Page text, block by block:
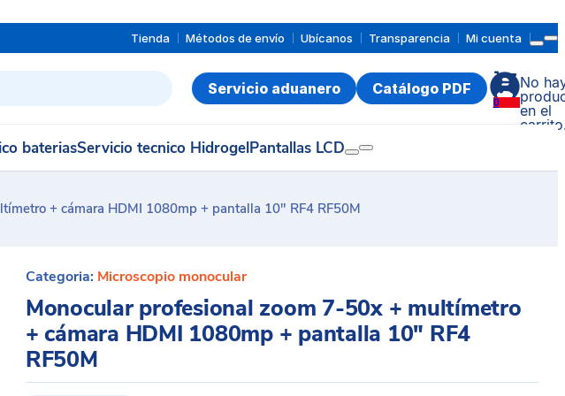
Tienda Métodos de envío Ubícanos Transparencia Mi cuenta
Servicio aduanero Catálogo PDF
0
No
en el
bateriasServicio tecnico HidrogelPantallas LCD
+ cámara HDMI 1080mp + pantalla 10″ RF4 RF50M
Categoria: Microscopio monocular
Monocular profesional zoom 7-50x + multímetro
+ cámara HDMI 1080mp + pantalla 10″ RF4
RF50M